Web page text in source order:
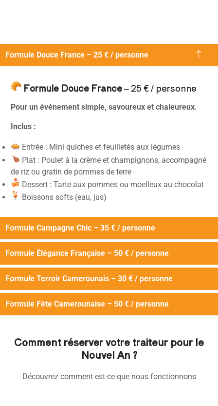
Formule Douce France – 25 € / personne
Formule Douce France– 25 € / personne
Pour un événement simple, savoureux et chaleureux.
Inclus :
Entrée : Mini quiches et feuilletés aux légumes
Plat : Poulet à la crème et champignons, accompagné
de riz ou gratin de pommes de terre
Dessert : Tarte aux pommes ou moelleux au chocolat
Boissons softs (eau, jus)
Formule Campagne Chic – 35 € / personne
Formule Élégance Française – 50 € / personne
Formule Terroir Camerounais – 30 € / personne
Formule Fête Camerounaise – 50 € / personne
Comment réserver votre traiteur pour le
Nouvel An ?
Découvrez comment est-ce que nous fonctionnons